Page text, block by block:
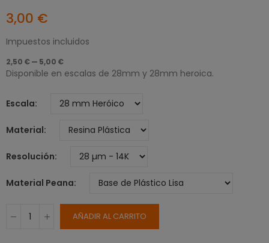
3,00 €
Impuestos incluidos
2,50 € — 5,00 €
Disponible en escalas de 28mm y 28mm heroica.
Escala
Material
Resolución
Material Peana
AÑADIR AL CARRITO